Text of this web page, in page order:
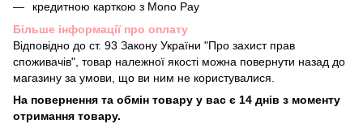
кредитною карткою з Mono Pay
Більше інформації про оплату
Відповідно до ст. 93 Закону України "Про захист прав
споживачів", товар належної якості можна повернути назад до
магазину за умови, що ви ним не користувалися.
На повернення та обмін товару у вас є 14 днів з моменту
отримання товару.